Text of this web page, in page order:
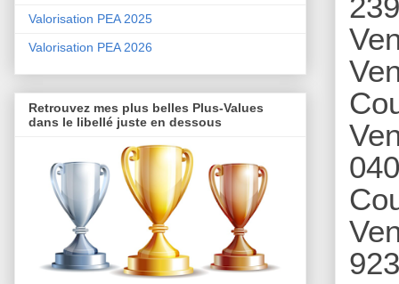
Valorisation PEA 2025
Valorisation PEA 2026
Retrouvez mes plus belles Plus-Values
dans le libellé juste en dessous